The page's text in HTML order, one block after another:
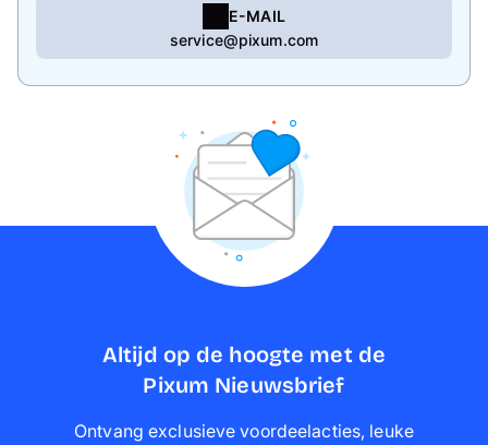
E-MAIL
service@pixum.com
Altijd op de hoogte met de
Pixum Nieuwsbrief
Ontvang exclusieve voordeelacties, leuke